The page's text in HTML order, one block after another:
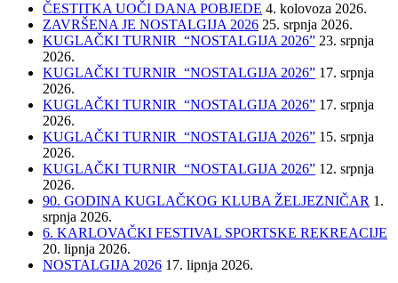
ČESTITKA UOČI DANA POBJEDE 4. kolovoza 2026.
ZAVRŠENA JE NOSTALGIJA 2026 25. srpnja 2026.
KUGLAČKI TURNIR “NOSTALGIJA 2026” 23. srpnja
2026.
KUGLAČKI TURNIR “NOSTALGIJA 2026” 17. srpnja
2026.
KUGLAČKI TURNIR “NOSTALGIJA 2026” 17. srpnja
2026.
KUGLAČKI TURNIR “NOSTALGIJA 2026” 15. srpnja
2026.
KUGLAČKI TURNIR “NOSTALGIJA 2026” 12. srpnja
2026.
90. GODINA KUGLAČKOG KLUBA ŽELJEZNIČAR 1.
srpnja 2026.
6. KARLOVAČKI FESTIVAL SPORTSKE REKREACIJE
20. lipnja 2026.
NOSTALGIJA 2026 17. lipnja 2026.